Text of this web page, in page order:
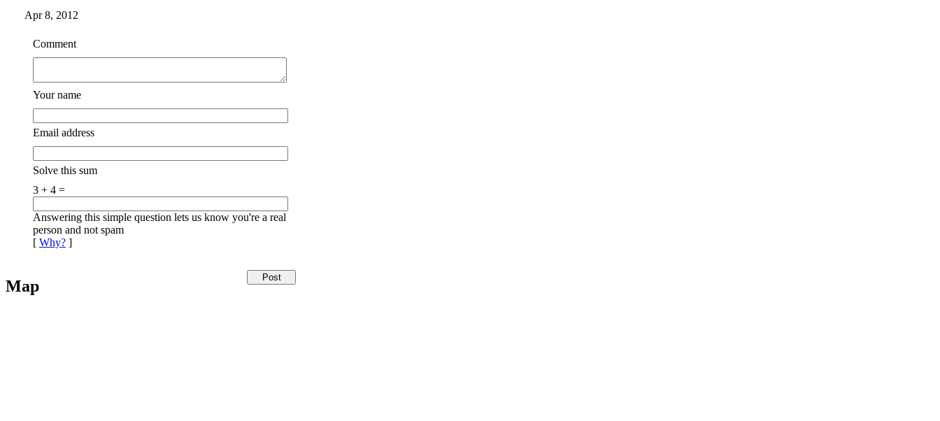
Apr 8, 2012
Comment
Your name
Email address
Solve this sum
3 + 4 =
Answering this simple question lets us know you're a real
person and not spam
[ Why? ]
Map